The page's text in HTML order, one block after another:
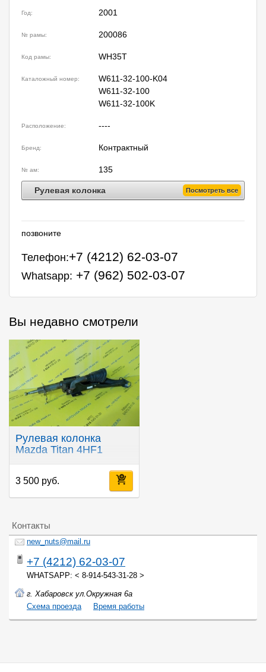
Год: 2001
№ рамы: 200086
Код рамы: WH35T
Каталожный номер:
W611-32-100-K04
W611-32-100
W611-32-100K
Расположение: ----
Бренд: Контрактный
№ ам: 135
Рулевая колонка Посмотреть все
позвоните
Телефон:+7 (4212) 62-03-07
Whatsapp: +7 (962) 502-03-07
Вы недавно смотрели
Рулевая колонка
Mazda Titan 4HF1
3 500 руб.
Контакты
new_nuts@mail.ru
+7 (4212) 62-03-07
WHATSAPP: < 8-914-543-31-28 >
г. Хабаровск ул.Окружная 6а
Cхема проезда
Время работы